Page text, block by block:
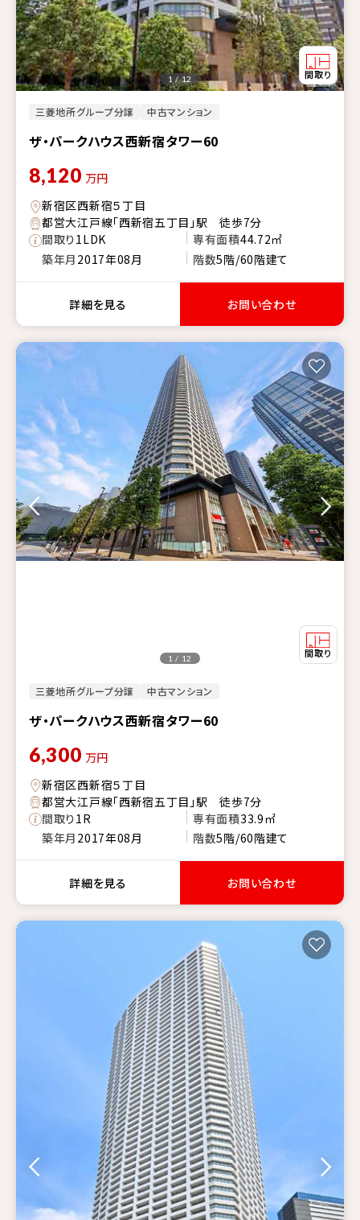
三菱地所グループ分譲 中古マンション
ザ・パークハウス西新宿タワー60
1 / 12
8,120 万円
新宿区西新宿５丁目
都営大江戸線「西新宿五丁目」駅 徒歩7分
間取り1LDK 専有面積44.72㎡
築年月 2017年08月 階数5階/60階建て
詳細を見る お問い合わせ
三菱地所グループ分譲 中古マンション
ザ・パークハウス西新宿タワー60
1 / 12
6,300 万円
新宿区西新宿５丁目
都営大江戸線「西新宿五丁目」駅 徒歩7分
間取り1R 専有面積33.9㎡
築年月 2017年08月 階数5階/60階建て
詳細を見る お問い合わせ